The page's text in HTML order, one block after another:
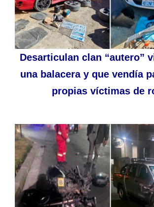
Desarticulan clan “autero”
una balacera y que vendía
propias víctimas de